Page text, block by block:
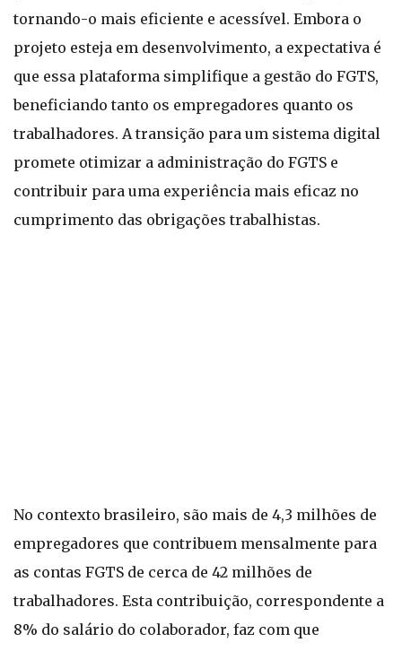
tornando-o mais eficiente e acessível. Embora o
projeto esteja em desenvolvimento, a expectativa é
que essa plataforma simplifique a gestão do FGTS,
beneficiando tanto os empregadores quanto os
trabalhadores. A transição para um sistema digital
promete otimizar a administração do FGTS e
contribuir para uma experiência mais eficaz no
cumprimento das obrigações trabalhistas.
No contexto brasileiro, são mais de 4,3 milhões de
empregadores que contribuem mensalmente para
as contas FGTS de cerca de 42 milhões de
trabalhadores. Esta contribuição, correspondente a
8% do salário do colaborador, faz com que